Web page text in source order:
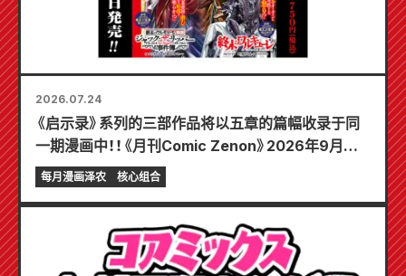
2026.07.24
《启示录》系列的三部作品将以五章的篇幅收录于同
一期漫画中！！《月刊Comic Zenon》2026年9月刊
将于7月24日发售！！
每月漫画泽农 核心组合